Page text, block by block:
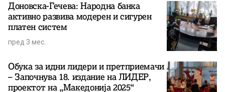
Доновска-Гечева: Народна банка
активно развива модерен и сигурен
платен систем
пред 3 мес.
Обука за идни лидери и претприемачи
– Започнува 18. издание на ЛИДЕР,
проектот на „Македонија 2025“